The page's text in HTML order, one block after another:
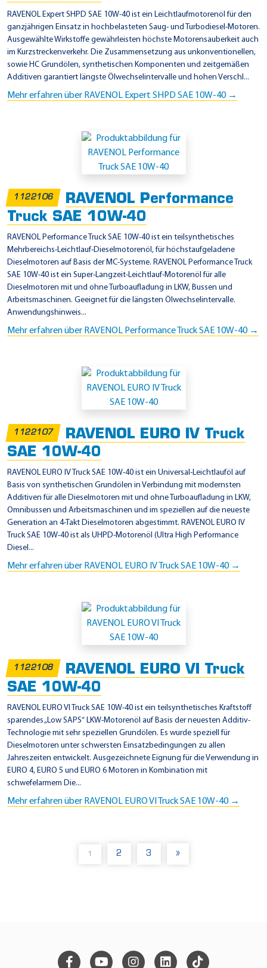
RAVENOL Expert SHPD SAE 10W-40 ist ein Leichtlaufmotorenöl für den
ganzjährigen Einsatz in hochbelasteten Saug- und Turbodiesel-Motoren.
Ausgewählte Wirkstoffe gewährleisten höchste Motorensauberkeit auch
im Kurzstreckenverkehr. Die Zusammensetzung aus unkonventionellen,
sowie HC Grundölen, synthetischen Komponenten und zeitgemäßen
Additiven garantiert längste Ölwechselintervalle und hohen Verschl...
Mehr erfahren über RAVENOL Expert SHPD SAE 10W-40 →
1122106
RAVENOL Performance
Truck SAE 10W-40
RAVENOL Performance Truck SAE 10W-40 ist ein teilsynthetisches
Mehrbereichs-Leichtlauf-Dieselmotorenöl, für höchstaufgeladene
Dieselmotoren auf Basis der MC-Systeme. RAVENOL Performance Truck
SAE 10W-40 ist ein Super-Langzeit-Leichtlauf-Motorenöl für alle
Dieselmotoren mit und ohne Turboaufladung in LKW, Bussen und
Arbeitsmaschinen. Geeignet für die längsten Ölwechselintervalle.
Anwendungshinweis...
Mehr erfahren über RAVENOL Performance Truck SAE 10W-40 →
1122107
RAVENOL EURO IV Truck
SAE 10W-40
RAVENOL EURO IV Truck SAE 10W-40 ist ein Universal-Leichtlauföl auf
Basis von synthetischen Grundölen in Verbindung mit modernsten
Additiven für alle Dieselmotoren mit und ohne Turboaufladung in LKW,
Omnibussen und Arbeitsmaschinen und im speziellen auf die neueste
Generation an 4-Takt Dieselmotoren abgestimmt. RAVENOL EURO IV
Truck SAE 10W-40 ist als UHPD-Motorenöl (Ultra High Performance
Diesel...
Mehr erfahren über RAVENOL EURO IV Truck SAE 10W-40 →
1122108
RAVENOL EURO VI Truck
SAE 10W-40
RAVENOL EURO VI Truck SAE 10W-40 ist ein teilsynthetisches Kraftstoff
sparendes „Low SAPS“ LKW-Motorenöl auf Basis der neuesten Additiv-
Technologie mit sehr speziellen Grundölen. Es wurde speziell für
Dieselmotoren unter schwersten Einsatzbedingungen zu allen
Jahreszeiten entwickelt. Ausgezeichnete Eignung für die Verwendung in
EURO 4, EURO 5 und EURO 6 Motoren in Kombination mit
schwefelarmem Die...
Mehr erfahren über RAVENOL EURO VI Truck SAE 10W-40 →
1 2 3 »